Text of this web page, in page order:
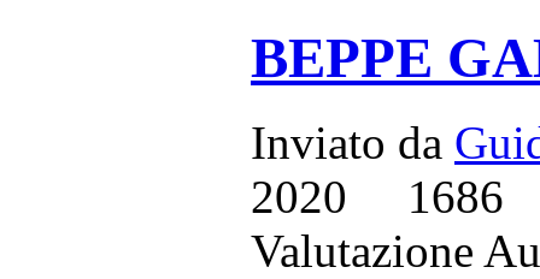
BEPPE
Inviato da
2020 1686
Valutazione